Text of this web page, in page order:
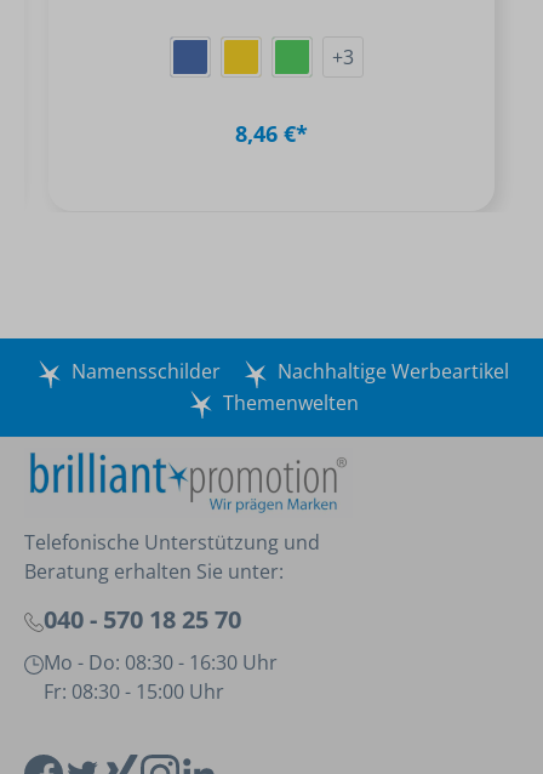
+3
8,46 €*
Namensschilder
Nachhaltige Werbeartikel
Themenwelten
Telefonische Unterstützung und
Beratung erhalten Sie unter:
040 - 570 18 25 70
Mo - Do: 08:30 - 16:30 Uhr
Fr: 08:30 - 15:00 Uhr